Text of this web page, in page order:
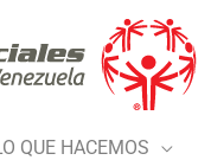
QUE HACEMOS